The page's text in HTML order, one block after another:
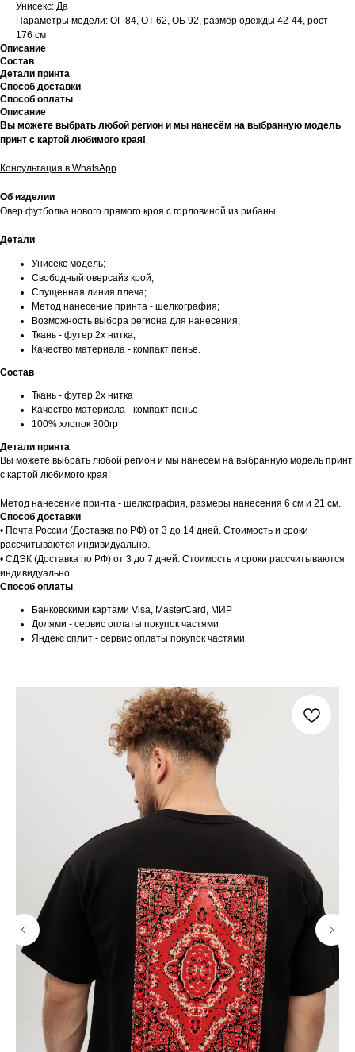
Унисекс: Да
Параметры модели: ОГ 84, ОТ 62, ОБ 92, размер одежды 42-44, рост
176 см
Описание
Состав
Детали принта
Способ доставки
Способ оплаты
Описание
Вы можете выбрать любой регион и мы нанесём на выбранную модель
принт с картой любимого края!
Консультация в WhatsApp
Об изделии
Овер футболка нового прямого кроя с горловиной из рибаны.
Детали
Унисекс модель;
Свободный оверсайз крой;
Спущенная линия плеча;
Метод нанесение принта - шелкография;
Возможность выбора региона для нанесения;
Ткань - футер 2х нитка;
Качество материала - компакт пенье.
Состав
Ткань - футер 2х нитка
Качество материала - компакт пенье
100% хлопок 300гр
Детали принта
Вы можете выбрать любой регион и мы нанесём на выбранную модель принт
с картой любимого края!
Метод нанесение принта - шелкография, размеры нанесения 6 см и 21 см.
Способ доставки
• Почта России (Доставка по РФ) от 3 до 14 дней. Стоимость и сроки
рассчитываются индивидуально.
• СДЭК (Доставка по РФ) от 3 до 7 дней. Стоимость и сроки рассчитываются
индивидуально.
Способ оплаты
Банковскими картами Visa, MasterCard, МИР
Долями - сервис оплаты покупок частями
Яндекс сплит - сервис оплаты покупок частями